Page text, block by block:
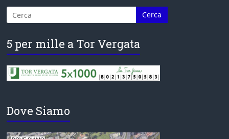
5 per mille a Tor Vergata
Dove Siamo